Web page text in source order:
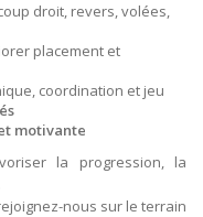
droit, revers, volées,
placement et
coordination et jeu
motivante
la progression, la
nous sur le terrain